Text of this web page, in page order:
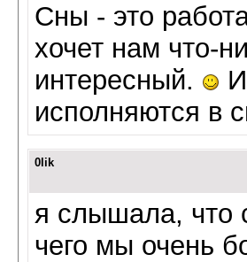
Сны - это
хочет нам что-
интересный.
исполняются в
0lik
я слышала, что
чего мы очень